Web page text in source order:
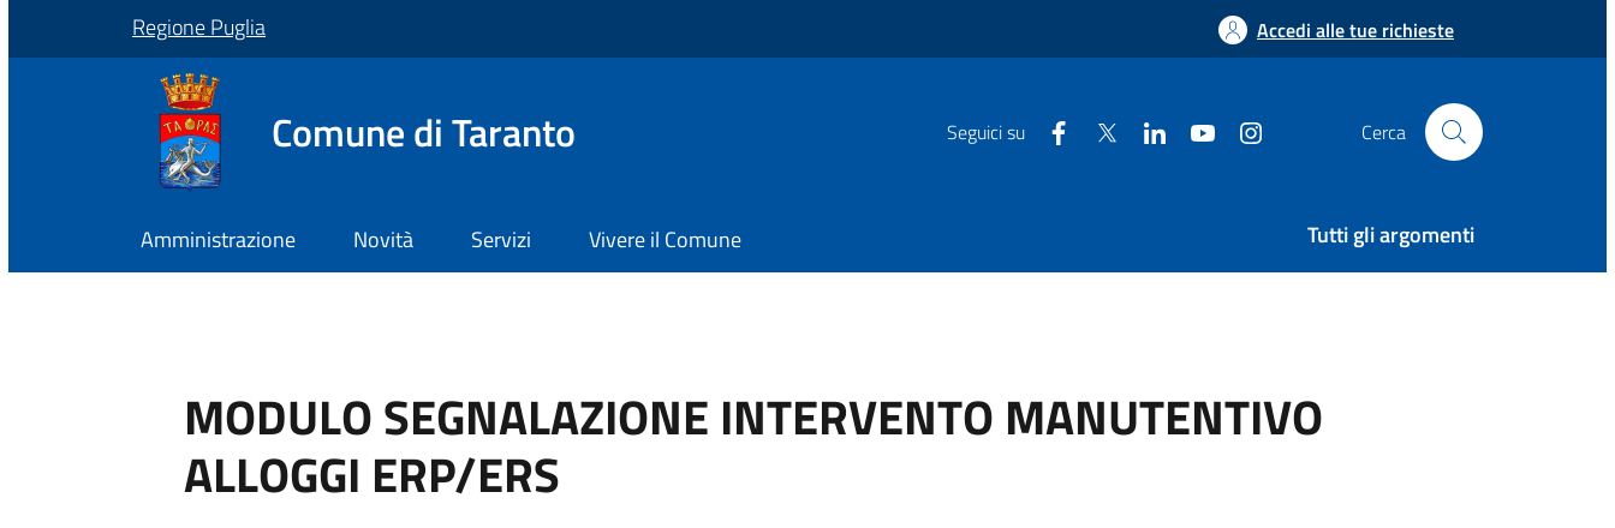
Regione Puglia Accedi alle tue richieste
Comune di Taranto Seguici su facebooktwitter linkedin youtube Cerca
Amministrazione Novità Servizi Vivere il Comune Tutti gli argomenti
MODULO SEGNALAZIONE INTERVENTO MANUTENTIVO
ALLOGGI ERP/ERS